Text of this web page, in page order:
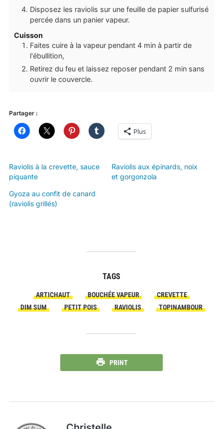
Disposez les raviolis sur une feuille de papier sulfurisé
percée dans un panier vapeur.
Cuisson
Faites cuire à la vapeur pendant 4 min à partir de
l'ébullition,
Retirez du feu et laissez reposer pendant 2 min sans
ouvrir le couvercle.
Partager :
Plus
Raviolis à la crevette, sauce
piquante
Raviolis aux épinards, noix
et gorgonzola
Gyoza au confit de canard
(raviolis grillés)
TAGS
ARTICHAUT BOUCHÉE VAPEUR
CREVETTE
DIM SUM
PETIT POIS RAVIOLIS TOPINAMBOUR
PRINT